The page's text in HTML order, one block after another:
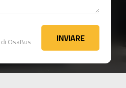
di OsaBus INVIARE
INVIARE